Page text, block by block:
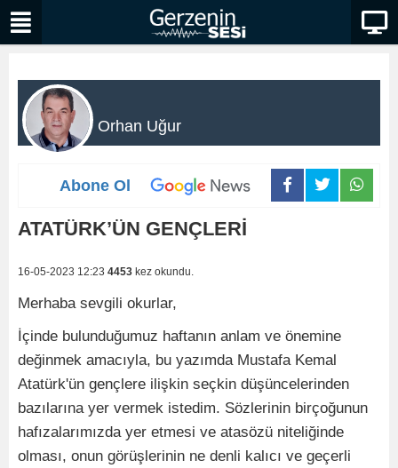
Orhan Uğur
Abone Ol
ATATÜRK’ÜN GENÇLERİ
16-05-2023 12:23 4453 kez okundu.
Merhaba sevgili okurlar,
İçinde bulunduğumuz haftanın anlam ve önemine
değinmek amacıyla, bu yazımda Mustafa Kemal
Atatürk'ün gençlere ilişkin seçkin düşüncelerinden
bazılarına yer vermek istedim. Sözlerinin birçoğunun
hafızalarımızda yer etmesi ve atasözü niteliğinde
olması, onun görüşlerinin ne denli kalıcı ve geçerli